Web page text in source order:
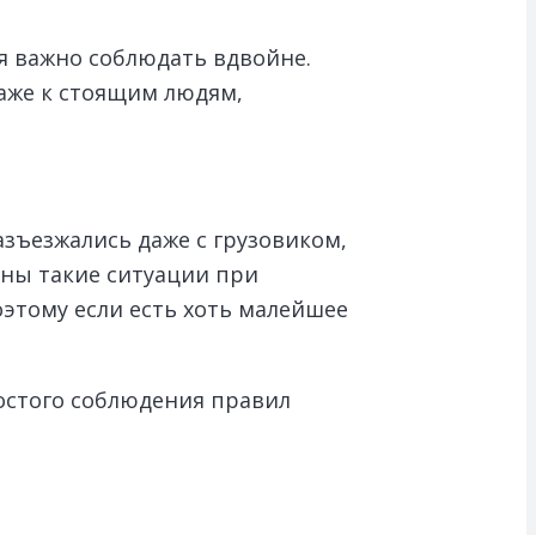
соблюдать вдвойне.
к стоящим людям,
даже с грузовиком,
такие ситуации при
если есть хоть малейшее
соблюдения правил